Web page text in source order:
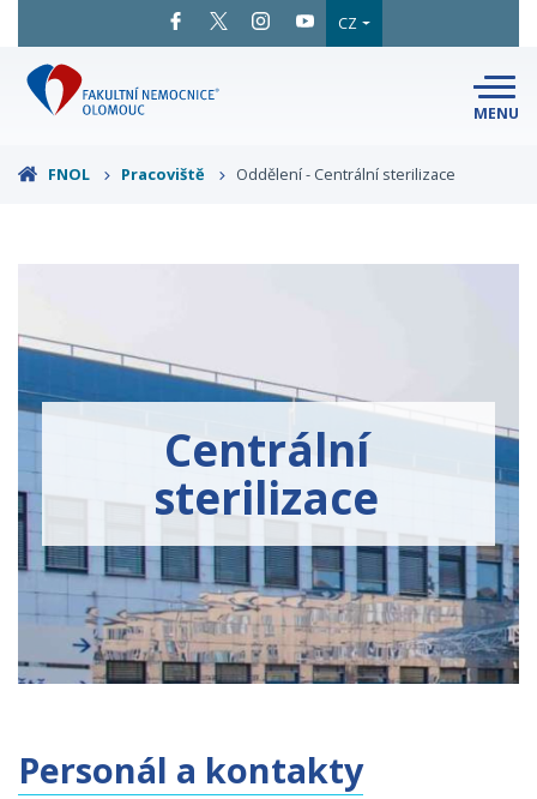
CZ
MENU
FNOL Pracoviště Oddělení - Centrální sterilizace
Centrální
sterilizace
Personál a kontakty